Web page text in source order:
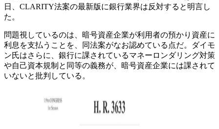
日、CLARITY法案の最新版に銀行業界は反対すると明言し
た。
問題視しているのは、暗号資産企業が利用者の預かり資産に
利息を支払うことを、同法案がなお認めている点だ。ダイモ
ン氏はさらに、銀行に課されているマネーロンダリング対策
や自己資本規制と同等の義務が、暗号資産企業には課されて
いないと批判している。